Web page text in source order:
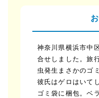
神奈川県横浜市中
合せしました。旅
虫発生まさかのゴ
彼氏はゲロはいて
ゴミ袋に梱包。ベ